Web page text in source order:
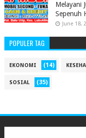
Melayani
Sepenuh
June 18,
POPULER TAG
EKONOMI (14)
SOSIAL (35)